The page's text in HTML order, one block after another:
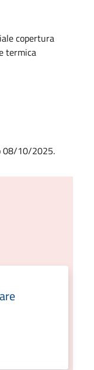
copertura
termica
08/10/2025.